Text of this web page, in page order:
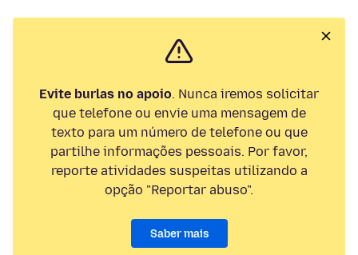
Evite burlas no apoio. Nunca iremos solicitar
que telefone ou envie uma mensagem de
texto para um número de telefone ou que
partilhe informações pessoais. Por favor,
reporte atividades suspeitas utilizando a
opção "Reportar abuso".
Saber mais